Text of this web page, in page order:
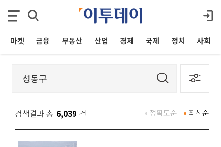
마켓 금융 부동산 산업 경제 국제 정치 사회
검색결과 총 6,039 건 최신순
정확도순